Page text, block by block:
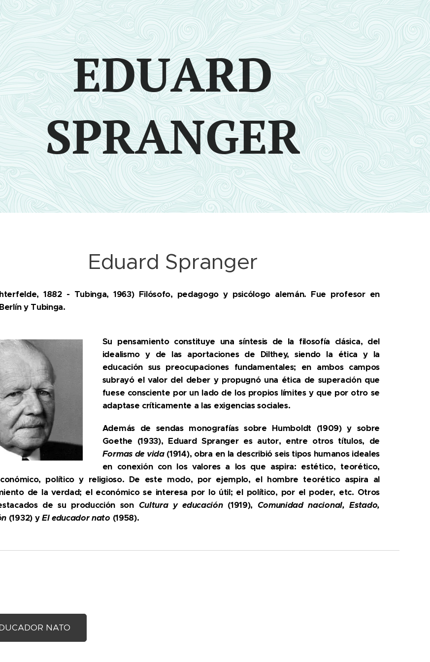
EDUARD
SPRANGER
Eduard Spranger
1882 - Tubinga, 1963) Filósofo, pedagogo y psicólogo alemán. Fue profesor en
y Tubinga.
Su pensamiento constituye una síntesis de la filosofía clásica, del
idealismo y de las aportaciones de Dilthey, siendo la ética y la
educación sus preocupaciones fundamentales; en ambos campos
subrayó el valor del deber y propugnó una ética de superación que
fuese consciente por un lado de los propios límites y que por otro se
adaptase críticamente a las exigencias sociales.
Además de sendas monografías sobre Humboldt (1909) y sobre
Goethe (1933), Eduard Spranger es autor, entre otros títulos, de
Formas de vida(1914), obra en la describió seis tipos humanos ideales
en conexión con los valores a los que aspira: estético, teorético,
político y religioso. De este modo, por ejemplo, el hombre teorético aspira al
de la verdad; el económico se interesa por lo útil; el político, por el poder, etc. Otros
de su producción son Cultura y educación(1919), Comunidad nacional, Estado,
(1932) yEl educador nato (1958).
NATO